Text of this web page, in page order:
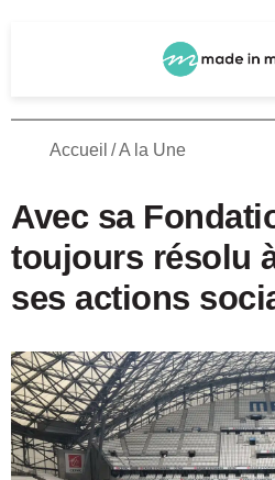
Accueil /A la Une
Avec sa
toujours résolu
ses actions